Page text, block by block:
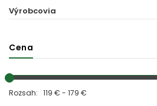
Výrobcovia
Cena
Rozsah: 119 € - 179 €